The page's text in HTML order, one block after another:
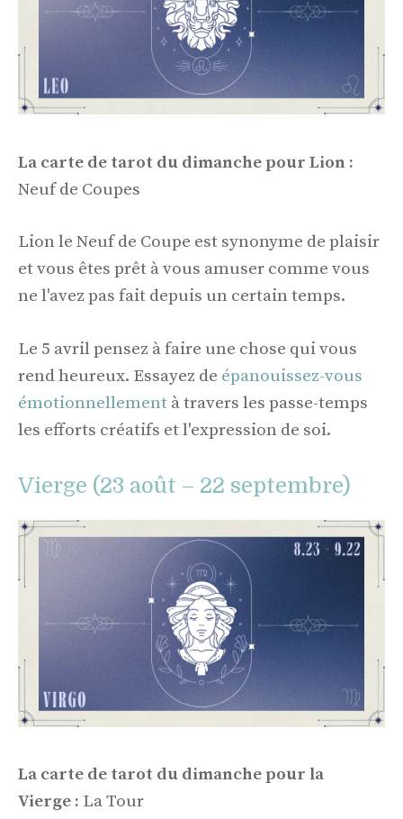
La carte de tarot du dimanche pour Lion :
Neuf de Coupes
Lion le Neuf de Coupe est synonyme de plaisir
et vous êtes prêt à vous amuser comme vous
ne l'avez pas fait depuis un certain temps.
Le 5 avril pensez à faire une chose qui vous
rend heureux. Essayez de épanouissez-vous
émotionnellement à travers les passe-temps
les efforts créatifs et l'expression de soi.
Vierge (23 août – 22 septembre)
La carte de tarot du dimanche pour la
Vierge : La Tour